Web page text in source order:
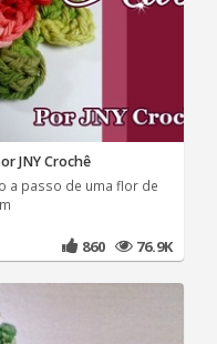
JNY Crochê
a passo de uma flor de
860 76.9K